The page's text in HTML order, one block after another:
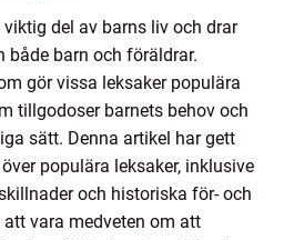
viktig del av barns liv och drar
barn och föräldrar.
gör vissa leksaker populära
tillgodoser barnets behov och
sätt. Denna artikel har gett
populära leksaker, inklusive
och historiska för- och
vara medveten om att